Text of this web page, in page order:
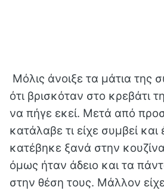
Μόλις άνοιξε τα μάτια της
ότι βρισκόταν στο κρεβάτι
να πήγε εκεί. Μετά από
κατάλαβε τι είχε συμβεί και
κατέβηκε ξανά στην
όμως ήταν άδειο και τα
στην θέση τους. Μάλλον είχε